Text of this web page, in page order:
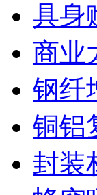
具身
商业
钢纤
铜铝
封装